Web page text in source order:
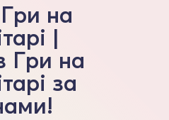
на
|
Гри на
за